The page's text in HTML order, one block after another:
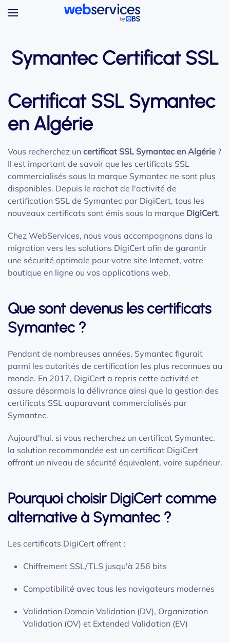
Symantec Certificat SSL
Certificat SSL Symantec
en Algérie
Vous recherchez un certificat SSL Symantec en Algérie ?
Il est important de savoir que les certificats SSL
commercialisés sous la marque Symantec ne sont plus
disponibles. Depuis le rachat de l'activité de
certification SSL de Symantec par DigiCert, tous les
nouveaux certificats sont émis sous la marque DigiCert.
Chez WebServices, nous vous accompagnons dans la
migration vers les solutions DigiCert afin de garantir
une sécurité optimale pour votre site Internet, votre
boutique en ligne ou vos applications web.
Que sont devenus les certificats
Symantec ?
Pendant de nombreuses années, Symantec figurait
parmi les autorités de certification les plus reconnues au
monde. En 2017, DigiCert a repris cette activité et
assure désormais la délivrance ainsi que la gestion des
certificats SSL auparavant commercialisés par
Symantec.
Aujourd'hui, si vous recherchez un certificat Symantec,
la solution recommandée est un certificat DigiCert
offrant un niveau de sécurité équivalent, voire supérieur.
Pourquoi choisir DigiCert comme
alternative à Symantec ?
Les certificats DigiCert offrent :
Chiffrement SSL/TLS jusqu'à 256 bits
Compatibilité avec tous les navigateurs modernes
Validation Domain Validation (DV), Organization
Validation (OV) et Extended Validation (EV)